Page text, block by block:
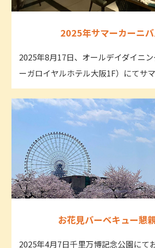
2025年サマーカーニ
2025年8月17日、オールデイダイニ
ーガロイヤルホテル大阪1F）にて
お花見バーベキュー懇
2025年4月7日千里万博記念公園にて